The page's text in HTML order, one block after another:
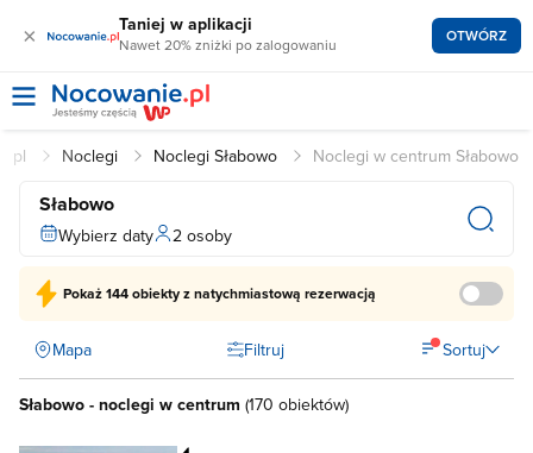
× Taniej w aplikacji
Nawet 20% zniżki po zalogowaniu OTWÓRZ
Noclegi Noclegi Słabowo Noclegi w centrum Słabowo
Słabowo
Wybierz daty 2 osoby
Pokaż144 obiektyz natychmiastową rezerwacją
Mapa Filtruj Sortuj
Słabowo - noclegi w centrum (170 obiektów)